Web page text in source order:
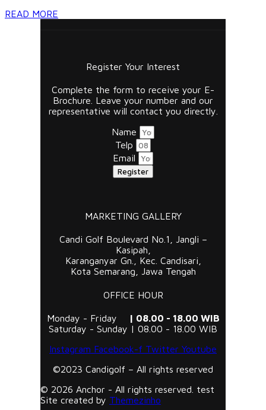
READ MORE
Register Your Interest
Complete the form to receive your E-
Brochure. Leave your number and our
representative will contact you directly.
Name
Telp
Email
Register
MARKETING GALLERY
Candi Golf Boulevard No.1, Jangli –
Kasipah,
Karanganyar Gn., Kec. Candisari,
Kota Semarang, Jawa Tengah
OFFICE HOUR
Monday - Friday
| 08.00 - 18.00 WIB
Saturday - Sunday | 08.00 - 18.00 WIB
Instagram Facebook-f Twitter Youtube
©2023 Candigolf – All rights reserved
© 2026 Anchor - All rights reserved. test
Site created by Themezinho